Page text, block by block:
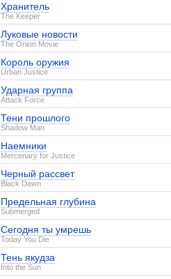
Хранитель
The Keeper
Луковые новости
The Onion Movie
Король оружия
Urban Justice
Ударная группа
Attack Force
Тени прошлого
Shadow Man
Наемники
Mercenary for Justice
Черный рассвет
Black Dawn
Предельная глубина
Submerged
Сегодня ты умрешь
Today You Die
Тень якудза
Into the Sun